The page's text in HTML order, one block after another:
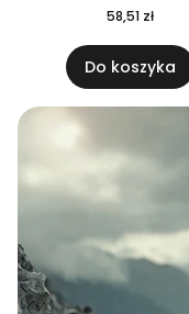
58,51 zł
Do koszyka